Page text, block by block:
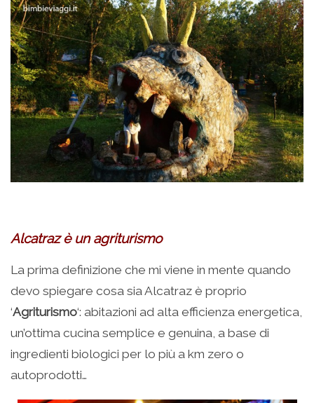
Alcatraz è un agriturismo
La prima definizione che mi viene in mente quando
devo spiegare cosa sia Alcatraz è proprio
‘Agriturismo‘: abitazioni ad alta efficienza energetica,
un’ottima cucina semplice e genuina, a base di
ingredienti biologici per lo più a km zero o
autoprodotti…